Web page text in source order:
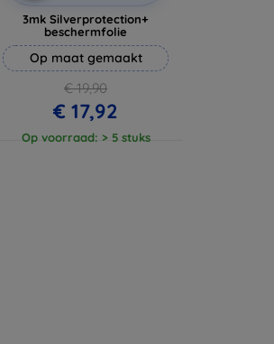
3mk Silverprotection+
beschermfolie
Op maat gemaakt
€ 19,90
€ 17,92
Op voorraad: > 5 stuks